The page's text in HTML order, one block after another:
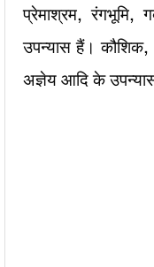
प्रेमाश्रम,
उपन्यास हैं। कौशिक,
अज्ञेय आदि के